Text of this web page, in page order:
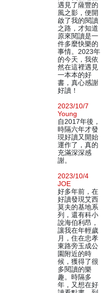
遇見了薩豐的
風之影，便開
啟了我的閱讀
之路，才知道
原來閱讀是一
件多麼快樂的
事情。2023年
的今天，我依
然在這裡遇見
一本本的好
書，真心感謝
好讀！
2023/10/7
Young
自2017年後，
時隔六年才發
現好讀又開始
運作了，真的
充滿深深感
謝。
2023/10/4
JOE
好多年前，在
好讀發現艾西
莫夫的基地系
列，還有科小
說海伯利昂，
讓我在年輕歲
月，住在忠孝
東路旁玉成公
園附近的時
候，獲得了很
多閱讀的樂
趣。時隔多
年，又想在好